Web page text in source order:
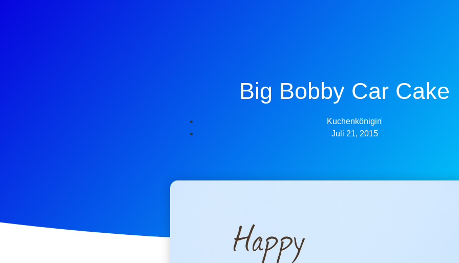
Big Bobby Car Cake
Kuchenkönigin
Juli 21, 2015